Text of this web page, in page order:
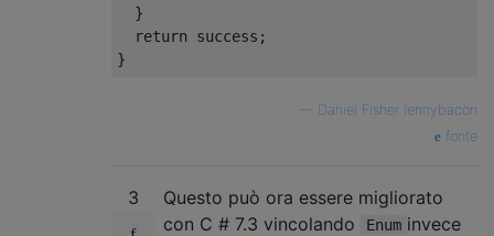
}
return success ;
}
Daniel Fisher lennybacon
fonte
3
Questo può ora essere migliorato
con C # 7.3 vincolando
Enum invece